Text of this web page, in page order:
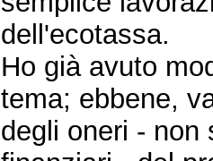
dell'ecotassa.
Ho già avuto
tema; ebbene,
degli oneri - non